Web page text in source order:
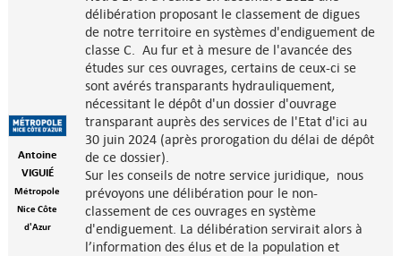
Antoine
VIGUIÉ
Métropole
Nice Côte
d'Azur
délibération proposant le classement de digues
de notre territoire en systèmes d'endiguement de
classe C. Au fur et à mesure de l'avancée des
études sur ces ouvrages, certains de ceux-ci se
sont avérés transparants hydrauliquement,
nécessitant le dépôt d'un dossier d'ouvrage
transparant auprès des services de l'Etat d'ici au
30 juin 2024 (après prorogation du délai de dépôt
de ce dossier).
Sur les conseils de notre service juridique, nous
prévoyons une délibération pour le non-
classement de ces ouvrages en système
d'endiguement. La délibération servirait alors à
l’information des élus et de la population et